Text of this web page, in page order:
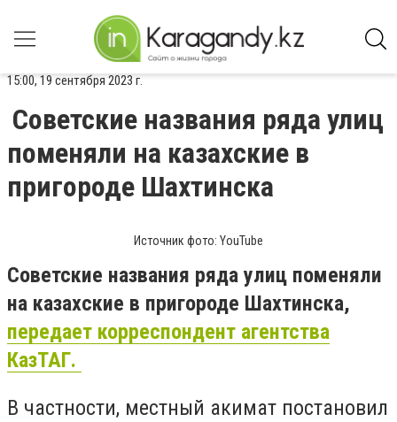
15:00, 19 сентября 2023 г.
Советские названия ряда улиц
поменяли на казахские в
пригороде Шахтинска
Источник фото: YouTube
Советские названия ряда улиц поменяли
на казахские в пригороде Шахтинска,
передает корреспондент агентства
КазТАГ.
В частности, местный акимат постановил